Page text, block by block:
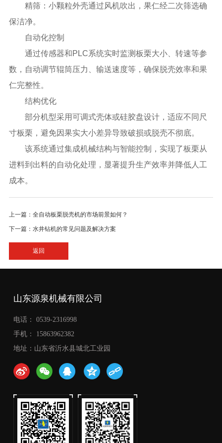
精筛：小颗粒外壳通过风机吹出，果仁经二次筛选确
保洁净。
自动化控制
通过传感器和PLC系统实时监测板栗大小、转速等参
数，自动调节辊筒压力、输送速度等，确保脱壳效率和果
仁完整性。
结构优化
部分机型采用可调式壳体或硅胶盘设计，适应不同尺
寸板栗，避免因果实大小差异导致破损或脱壳不彻底。
该系统通过集成机械结构与智能控制，实现了板栗从
进料到出料的自动化处理，显著提升生产效率并降低人工
成本。
上一篇：全自动板栗脱壳机的市场前景如何？
下一篇：水井钻机的常见问题及解决方案
返回
山东源泉机械有限公司
电话： 0539-2316998
手机： 15863962382
地址：山东省沂水县城北工业园